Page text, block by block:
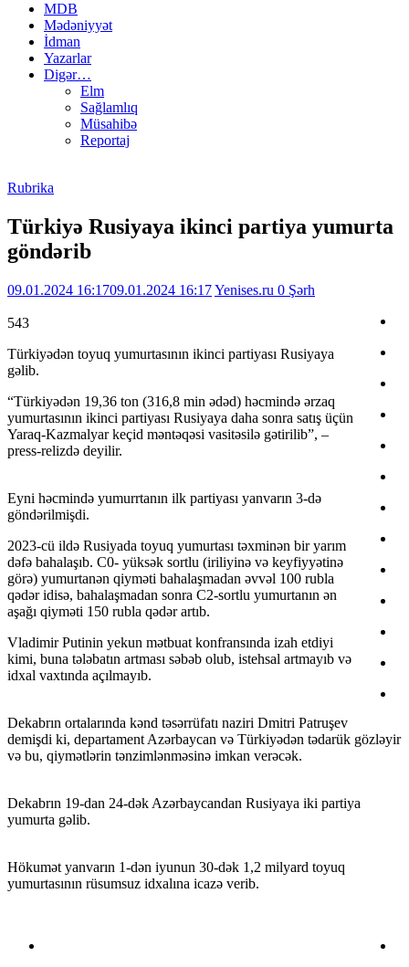
MDB
Mədəniyyət
İdman
Yazarlar
Digər…
Elm
Sağlamlıq
Müsahibə
Reportaj
Rubrika
Türkiyə Rusiyaya ikinci partiya yumurta
göndərib
09.01.2024 16:1709.01.2024 16:17Yenises.ru 0 Şərh
543
Türkiyədən toyuq yumurtasının ikinci partiyası Rusiyaya
gəlib.
“Türkiyədən 19,36 ton (316,8 min ədəd) həcmində ərzaq
yumurtasının ikinci partiyası Rusiyaya daha sonra satış üçün
Yaraq-Kazmalyar keçid məntəqəsi vasitəsilə gətirilib”, –
press-relizdə deyilir.
Eyni həcmində yumurrtanın ilk partiyası yanvarın 3-də
göndərilmişdi.
2023-cü ildə Rusiyada toyuq yumurtası təxminən bir yarım
dəfə bahalaşıb. C0- yüksək sortlu (iriliyinə və keyfiyyətinə
görə) yumurtanən qiyməti bahalaşmadan əvvəl 100 rubla
qədər idisə, bahalaşmadan sonra C2-sortlu yumurtanın ən
aşağı qiyməti 150 rubla qədər artıb.
Vladimir Putinin yekun mətbuat konfransında izah etdiyi
kimi, buna tələbatın artması səbəb olub, istehsal artmayıb və
idxal vaxtında açılmayıb.
Dekabrın ortalarında kənd təsərrüfatı naziri Dmitri Patruşev
demişdi ki, departament Azərbaycan və Türkiyədən tədarük gözləyir
və bu, qiymətlərin tənzimlənməsinə imkan verəcək.
Dekabrın 19-dan 24-dək Azərbaycandan Rusiyaya iki partiya
yumurta gəlib.
Hökumət yanvarın 1-dən iyunun 30-dək 1,2 milyard toyuq
yumurtasının rüsumsuz idxalına icazə verib.